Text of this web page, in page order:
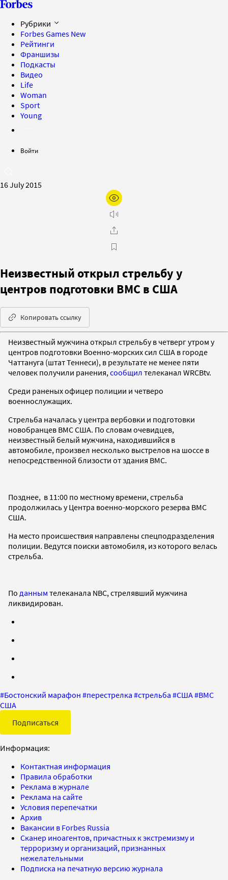
Рубрики
Forbes Games New
Рейтинги
Франшизы
Подкасты
Видео
Life
Woman
Sport
Young
Войти
16 July 2015
Неизвестный открыл стрельбу у
центров подготовки ВМС в США
Копировать ссылку
Неизвестный мужчина открыл стрельбу в четверг утром у
центров подготовки Военно-морских сил США в городе
Чаттануга (штат Теннеси), в результате не менее пяти
человек получили ранения, сообщил телеканал WRCBtv.
Среди раненых офицер полиции и четверо
военнослужащих.
Стрельба началась у центра вербовки и подготовки
новобранцев ВМС США. По словам очевидцев,
неизвестный белый мужчина, находившийся в
автомобиле, произвел несколько выстрелов на шоссе в
непосредственной близости от здания ВМС.
Позднее, в 11:00 по местному времени, стрельба
продолжилась у Центра военно-морского резерва ВМС
США.
На место происшествия направлены спецподразделения
полиции. Ведутся поиски автомобиля, из которого велась
стрельба.
По данным телеканала NBC, стрелявший мужчина
ликвидирован.
#Бостонский марафон #перестрелка #стрельба #США#ВМС
США
Подписаться
Информация:
Контактная информация
Правила обработки
Реклама в журнале
Реклама на сайте
Условия перепечатки
Архив
Вакансии в Forbes Russia
Сканер иноагентов, причастных к экстремизму и
терроризму и организаций, признанных
нежелательными
Подписка на печатную версию журнала